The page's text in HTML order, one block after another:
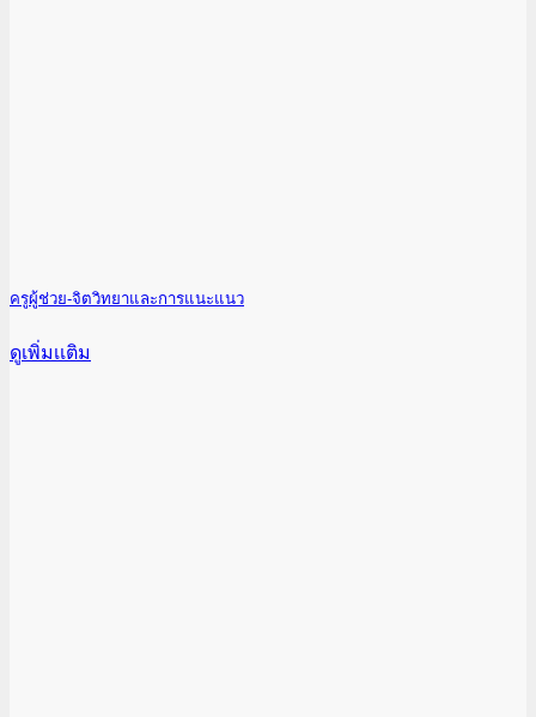
ครูผู้ช่วย-จิตวิทยาและการแนะแนว
ดูเพิ่มเเติม